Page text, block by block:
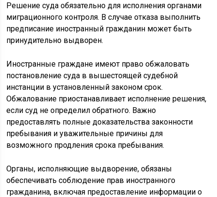
Решение суда обязательно для исполнения органами
миграционного контроля. В случае отказа выполнить
предписание иностранный гражданин может быть
принудительно выдворен.
Иностранные граждане имеют право обжаловать
постановление суда в вышестоящей судебной
инстанции в установленный законом срок.
Обжалование приостанавливает исполнение решения,
если суд не определил обратного. Важно
предоставлять полные доказательства законности
пребывания и уважительные причины для
возможного продления срока пребывания.
Органы, исполняющие выдворение, обязаны
обеспечивать соблюдение прав иностранного
гражданина, включая предоставление информации о